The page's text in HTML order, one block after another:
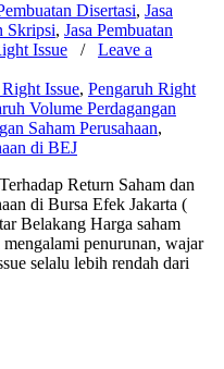
Disertasi, Jasa
Skripsi, Jasa Pembuatan
Issue / Leave a
Issue, Pengaruh Right
Volume Perdagangan
Saham Perusahaan,
di BEJ
Return Saham dan
di Bursa Efek Jakarta (
Belakang Harga saham
mengalami penurunan, wajar
selalu lebih rendah dari